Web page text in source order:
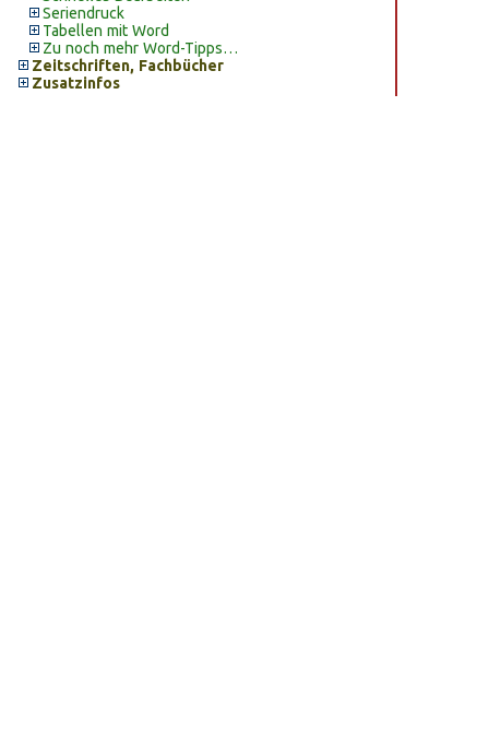
Seriendruck
Tabellen mit Word
Zu noch mehr Word-Tipps…
Zeitschriften, Fachbücher
Zusatzinfos